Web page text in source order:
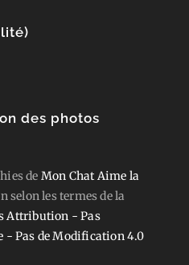
des photos
de Mon Chat Aime la
selon les termes de la
Attribution - Pas
Pas de Modification 4.0